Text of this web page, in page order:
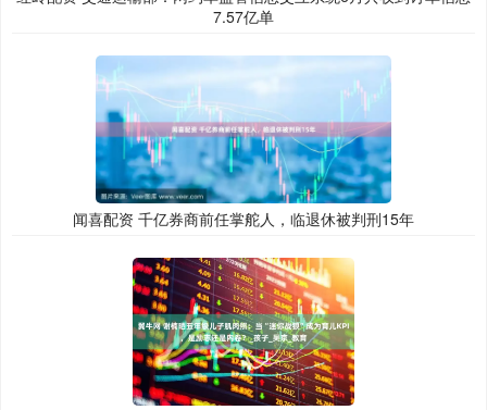
7.57亿单
闻喜配资 千亿券商前任掌舵人，临退休被判刑15年